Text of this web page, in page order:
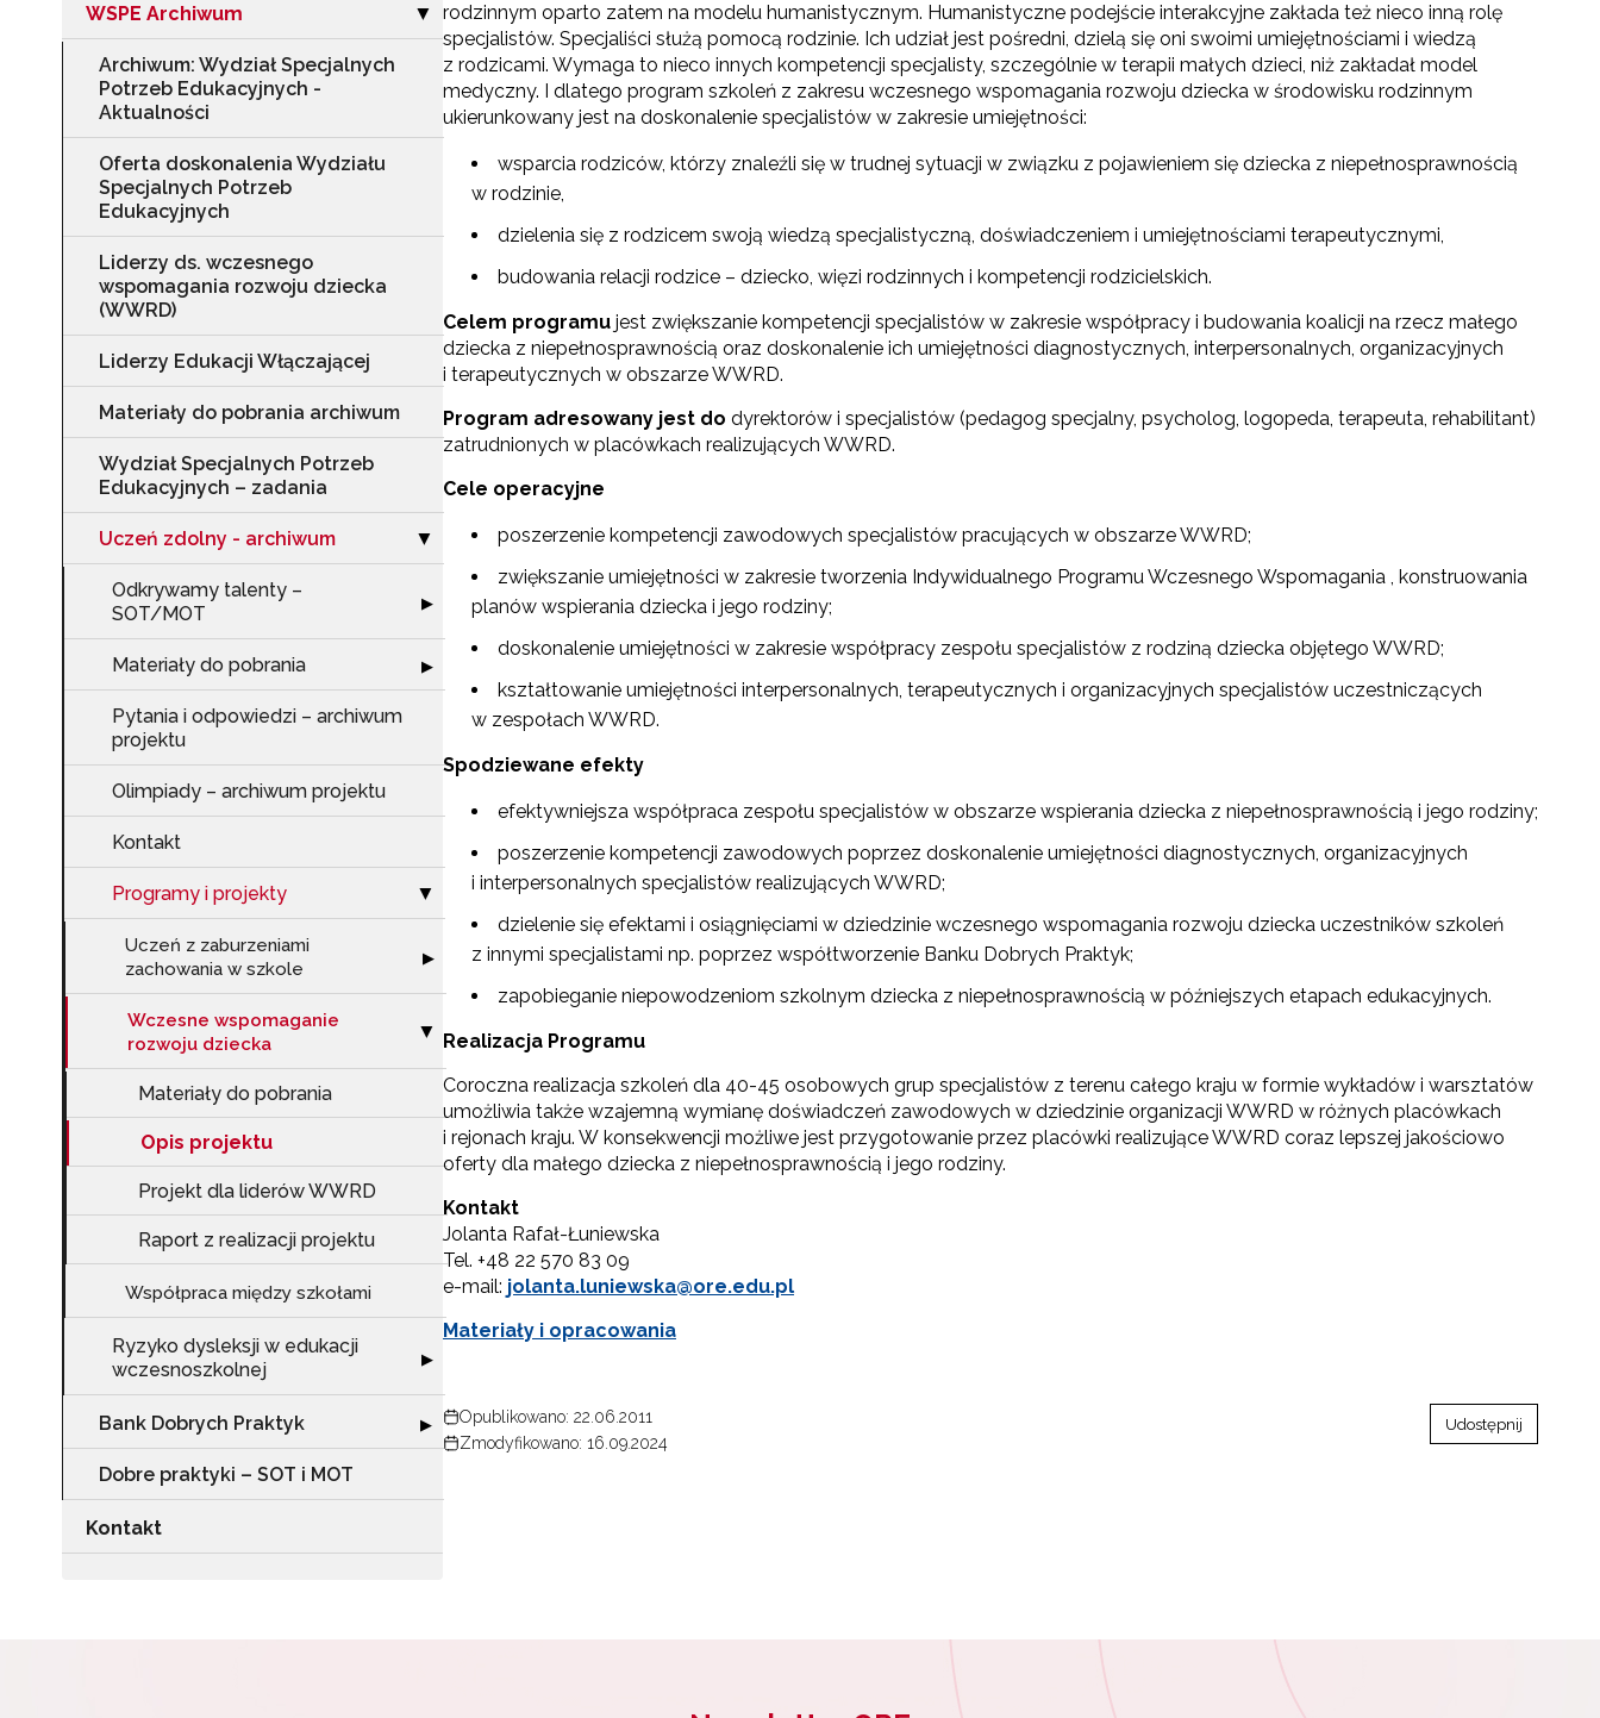
WSPE Archiwum Zwiń sekcję "WSPE Archiwum"
▶
Archiwum: Wydział Specjalnych
Potrzeb Edukacyjnych -
Aktualności
Oferta doskonalenia Wydziału
Specjalnych Potrzeb
Edukacyjnych
Liderzy ds. wczesnego
wspomagania rozwoju dziecka
(WWRD)
Liderzy Edukacji Włączającej
Materiały do pobrania archiwum
Wydział Specjalnych Potrzeb
Edukacyjnych – zadania
Uczeń zdolny - archiwum Zwiń sekcję "Uczeń zdolny - archiwum"
▶
Odkrywamy talenty –
SOT/MOT
Rozwiń sekcję "Odkrywamy talenty – SOT/MOT"
▶
Materiały do pobrania Rozwiń sekcję "Materiały do pobrania"
▶
Pytania i odpowiedzi – archiwum
projektu
Olimpiady – archiwum projektu
Kontakt
Programy i projekty Zwiń sekcję "Programy i projekty"
▶
Uczeń z zaburzeniami
zachowania w szkole
Rozwiń sekcję "Uczeń z zaburzeniami zachowania w szkole"
▶
Wczesne wspomaganie
rozwoju dziecka
Zwiń sekcję "Wczesne wspomaganie rozwoju dziecka"
▶
Materiały do pobrania
Opis projektu
Projekt dla liderów WWRD
Raport z realizacji projektu
Współpraca między szkołami
Ryzyko dysleksji w edukacji
wczesnoszkolnej
Rozwiń sekcję "Ryzyko dysleksji w edukacji wczesnoszkolnej"
▶
Bank Dobrych Praktyk Rozwiń sekcję "Bank Dobrych Praktyk"
▶
Dobre praktyki – SOT i MOT
Kontakt
rodzinnym oparto zatem na modelu humanistycznym. Humanistyczne podejście interakcyjne zakłada też nieco inną rolę
specjalistów. Specjaliści służą pomocą rodzinie. Ich udział jest pośredni, dzielą się oni swoimi umiejętnościami i wiedzą
z rodzicami. Wymaga to nieco innych kompetencji specjalisty, szczególnie w terapii małych dzieci, niż zakładał model
medyczny. I dlatego program szkoleń z zakresu wczesnego wspomagania rozwoju dziecka w środowisku rodzinnym
ukierunkowany jest na doskonalenie specjalistów w zakresie umiejętności:
wsparcia rodziców, którzy znaleźli się w trudnej sytuacji w związku z pojawieniem się dziecka z niepełnosprawnością
w rodzinie,
dzielenia się z rodzicem swoją wiedzą specjalistyczną, doświadczeniem i umiejętnościami terapeutycznymi,
budowania relacji rodzice – dziecko, więzi rodzinnych i kompetencji rodzicielskich.
Celem programu jest zwiększanie kompetencji specjalistów w zakresie współpracy i budowania koalicji na rzecz małego
dziecka z niepełnosprawnością oraz doskonalenie ich umiejętności diagnostycznych, interpersonalnych, organizacyjnych
i terapeutycznych w obszarze WWRD.
Program adresowany jest do dyrektorów i specjalistów (pedagog specjalny, psycholog, logopeda, terapeuta, rehabilitant)
zatrudnionych w placówkach realizujących WWRD.
Cele operacyjne
poszerzenie kompetencji zawodowych specjalistów pracujących w obszarze WWRD;
zwiększanie umiejętności w zakresie tworzenia Indywidualnego Programu Wczesnego Wspomagania , konstruowania
planów wspierania dziecka i jego rodziny;
doskonalenie umiejętności w zakresie współpracy zespołu specjalistów z rodziną dziecka objętego WWRD;
kształtowanie umiejętności interpersonalnych, terapeutycznych i organizacyjnych specjalistów uczestniczących
w zespołach WWRD.
Spodziewane efekty
efektywniejsza współpraca zespołu specjalistów w obszarze wspierania dziecka z niepełnosprawnością i jego rodziny;
poszerzenie kompetencji zawodowych poprzez doskonalenie umiejętności diagnostycznych, organizacyjnych
i interpersonalnych specjalistów realizujących WWRD;
dzielenie się efektami i osiągnięciami w dziedzinie wczesnego wspomagania rozwoju dziecka uczestników szkoleń
z innymi specjalistami np. poprzez współtworzenie Banku Dobrych Praktyk;
zapobieganie niepowodzeniom szkolnym dziecka z niepełnosprawnością w późniejszych etapach edukacyjnych.
Realizacja Programu
Coroczna realizacja szkoleń dla 40-45 osobowych grup specjalistów z terenu całego kraju w formie wykładów i warsztatów
umożliwia także wzajemną wymianę doświadczeń zawodowych w dziedzinie organizacji WWRD w różnych placówkach
i rejonach kraju. W konsekwencji możliwe jest przygotowanie przez placówki realizujące WWRD coraz lepszej jakościowo
oferty dla małego dziecka z niepełnosprawnością i jego rodziny.
Kontakt
Jolanta Rafał-Łuniewska
Tel. +48 22 570 83 09
e-mail: jolanta.luniewska@ore.edu.pl
Materiały i opracowania
Opublikowano: 22.06.2011
Zmodyfikowano: 16.09.2024
Udostępnij
Newsletter ORE
o szkoleniach i programach.
Adres e-mail:
celach marketingowych.
Zapisuję się